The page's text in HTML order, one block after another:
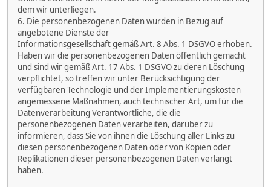
dem wir unterliegen.
6. Die personenbezogenen Daten wurden in Bezug auf
angebotene Dienste der
Informationsgesellschaft gemäß Art. 8 Abs. 1 DSGVO erhoben.
Haben wir die personenbezogenen Daten öffentlich gemacht
und sind wir gemäß Art. 17 Abs. 1 DSGVO zu deren Löschung
verpflichtet, so treffen wir unter Berücksichtigung der
verfügbaren Technologie und der Implementierungskosten
angemessene Maßnahmen, auch technischer Art, um für die
Datenverarbeitung Verantwortliche, die die
personenbezogenen Daten verarbeiten, darüber zu
informieren, dass Sie von ihnen die Löschung aller Links zu
diesen personenbezogenen Daten oder von Kopien oder
Replikationen dieser personenbezogenen Daten verlangt
haben.